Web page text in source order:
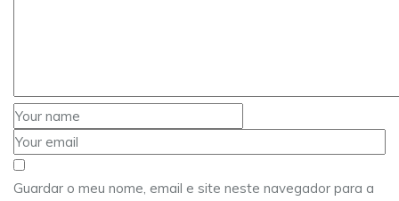
Guardar o meu nome, email e site neste navegador para a